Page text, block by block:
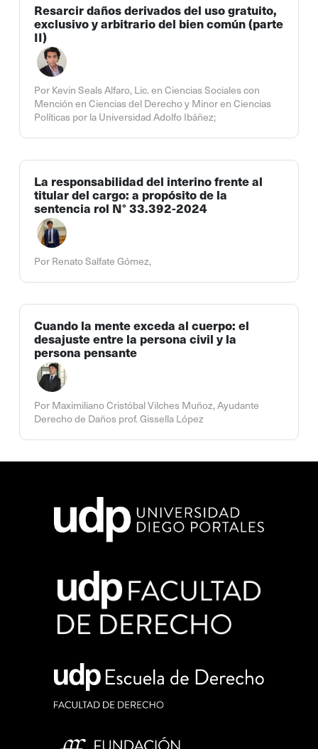
Resarcir daños derivados del uso gratuito,
exclusivo y arbitrario del bien común (parte
II)
Por Kevin Seals Alfaro, Lic. en Ciencias Sociales con
Mención en Ciencias del Derecho y Minor en Ciencias
Políticas por la Universidad Adolfo Ibáñez;
La responsabilidad del interino frente al
titular del cargo: a propósito de la
sentencia rol N° 33.392-2024
Por Renato Salfate Gómez,
Cuando la mente exceda al cuerpo: el
desajuste entre la persona civil y la
persona pensante
Por Maximiliano Cristóbal Vilches Muñoz, Ayudante
Derecho de Daños prof. Gissella López